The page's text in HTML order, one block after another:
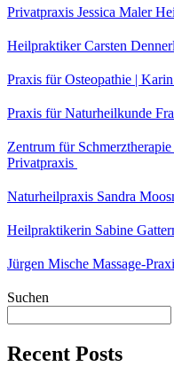
Privatpraxis Jessica Maler
Heilpraktiker Carsten
Praxis für Osteopathie |
Praxis für Naturheilkunde
Zentrum für
Privatpraxis
Naturheilpraxis Sandra
Heilpraktikerin Sabine
Jürgen Mische Massage-
Suchen
Recent Posts